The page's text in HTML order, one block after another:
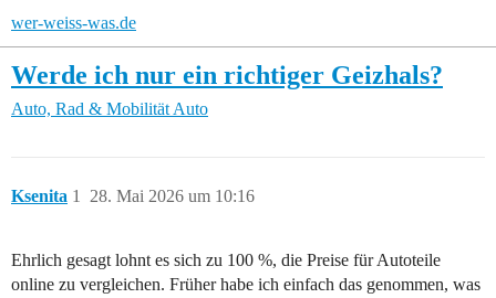
wer-weiss-was.de
Werde ich nur ein richtiger Geizhals?
Auto, Rad & Mobilität Auto
Ksenita 28. Mai 2026 um 10:16
1
Ehrlich gesagt lohnt es sich zu 100 %, die Preise für Autoteile
online zu vergleichen. Früher habe ich einfach das genommen, was